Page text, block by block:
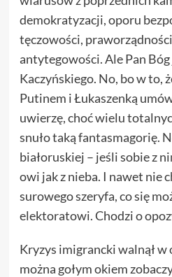
demokratyzacji, oporu
tęczowości,
antytegowości. Ale Pan
Kaczyńskiego. No, bo w to,
Putinem i Łukaszenką
uwierzę, choć wielu
snuło taką fantasmagorię.
białoruskiej – jeśli sobie z
owi jak z nieba. I nawet nie
surowego szeryfa, co się
elektoratowi. Chodzi o
Kryzys imigrancki walnął
można gołym okiem